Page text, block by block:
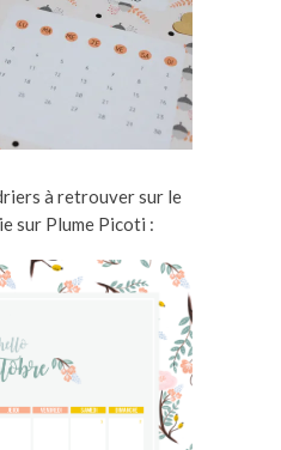
à retrouver sur le
sur Plume Picoti :